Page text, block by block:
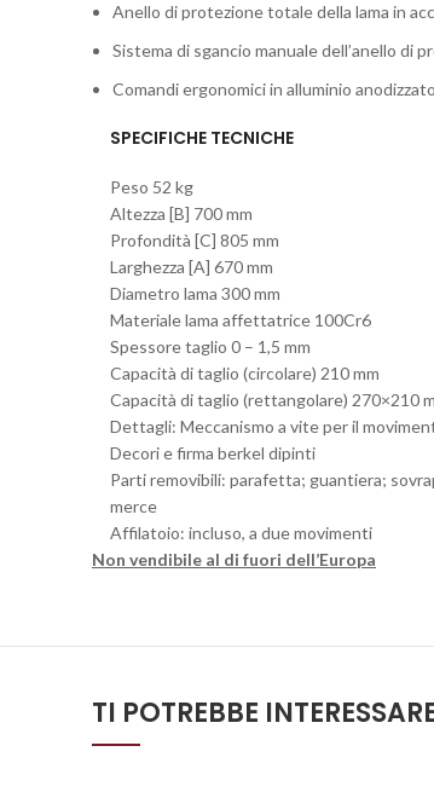
Anello di protezione totale della lama in
Sistema di sgancio manuale dell’anello di
Comandi ergonomici in alluminio
SPECIFICHE TECNICHE
Peso 52 kg
Altezza [B] 700 mm
Profondità [C] 805 mm
Larghezza [A] 670 mm
Diametro lama 300 mm
Materiale lama affettatrice 100Cr6
Spessore taglio 0 – 1,5 mm
Capacità di taglio (circolare) 210 mm
Capacità di taglio (rettangolare) 270×210
Dettagli: Meccanismo a vite per il
Decori e firma berkel dipinti
Parti removibili: parafetta; guantiera;
merce
Affilatoio: incluso, a due movimenti
Non vendibile al di fuori dell’Europa
TI POTREBBE